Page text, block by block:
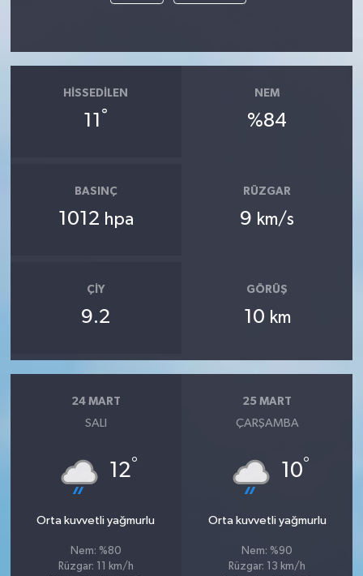
HISSEDILEN
11 °
NEM
%84
BASINÇ
1012 hpa
RÜZGAR
9 km/s
ÇIY
9.2
GÖRÜŞ
10 km
24 MART
SALI
12°
Orta kuvvetli yağmurlu
Nem: %80
Rüzgar: 11 km/h
25 MART
ÇARŞAMBA
10°
Orta kuvvetli yağmurlu
Nem: %90
Rüzgar: 13 km/h